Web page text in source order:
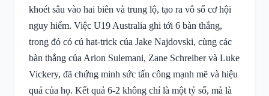
khoét sâu vào hai biên và trung lộ, tạo ra vô số cơ hội
nguy hiểm. Việc U19 Australia ghi tới 6 bàn thắng,
trong đó có cú hat-trick của Jake Najdovski, cùng các
bàn thắng của Arion Sulemani, Zane Schreiber và Luke
Vickery, đã chứng minh sức tấn công mạnh mẽ và hiệu
quả của họ. Kết quả 6-2 không chỉ là một tỷ số, mà là